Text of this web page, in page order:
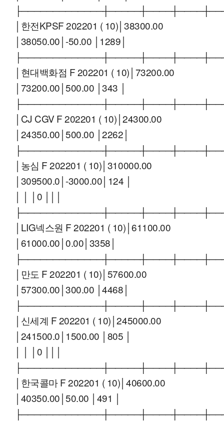
│한전KPSF 202201 ( 10)│38300.00
│38050.00│-50.00 │1289│
│현대백화점 F 202201 ( 10)│73200.00
│73200.00│500.00 │343 │
│CJ CGV F 202201 ( 10)│24300.00
│24350.00│500.00 │2262│
│농심 F 202201 ( 10)│310000.00
│309500.0│-3000.00│124 │
│ │ │0 │││
│LIG넥스원 F 202201 ( 10)│61100.00
│61000.00│0.00│3358│
│만도 F 202201 ( 10)│57600.00
│57300.00│300.00 │4468│
│신세계 F 202201 ( 10)│245000.00
│241500.0│1500.00 │805 │
│ │ │0 │││
│한국콜마 F 202201 ( 10)│40600.00
│40350.00│50.00 │491 │